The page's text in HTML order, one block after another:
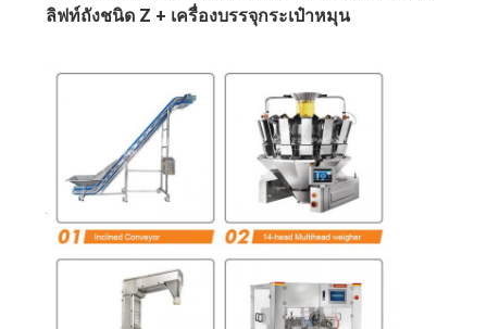
นโยบาย
ความ
ลิฟท์ถังชนิด Z + เครื่องบรรจุกระเป๋าหมุน